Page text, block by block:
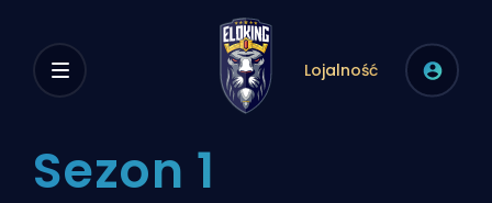
Lojalność
Sezon 1